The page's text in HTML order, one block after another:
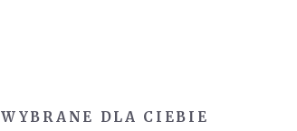
WYBRANE DLA CIEBIE